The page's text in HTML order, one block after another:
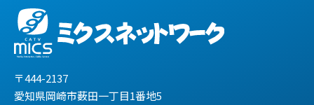
〒444-2137
愛知県岡崎市薮田一丁目1番地5